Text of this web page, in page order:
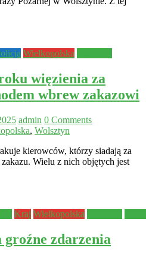
Wielkopolska
więzienia za
wbrew zakazowi
admin 0 Comments
, Wolsztyn
kierowców, którzy siadają za
Wielu z nich objętych jest
Kraj Wielkopolska
zdarzenia